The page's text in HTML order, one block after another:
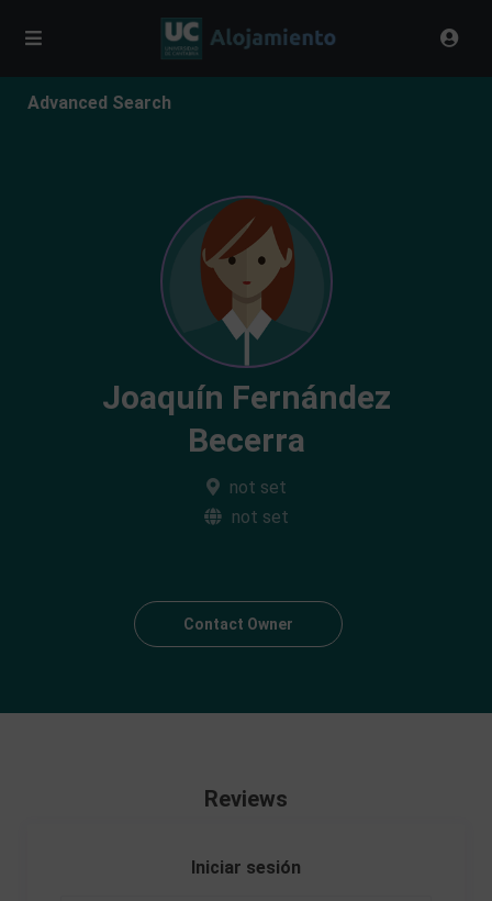
Advanced Search
Joaquín Fernández
Becerra
not set
not set
Contact Owner
Reviews
Iniciar sesión